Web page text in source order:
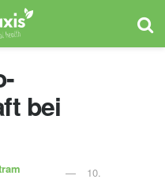
bei
10.